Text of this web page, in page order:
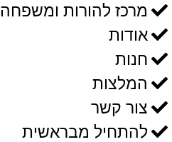
מרכז להורות ומשפחה
אודות
חנות
המלצות
צור קשר
להתחיל מבראשית